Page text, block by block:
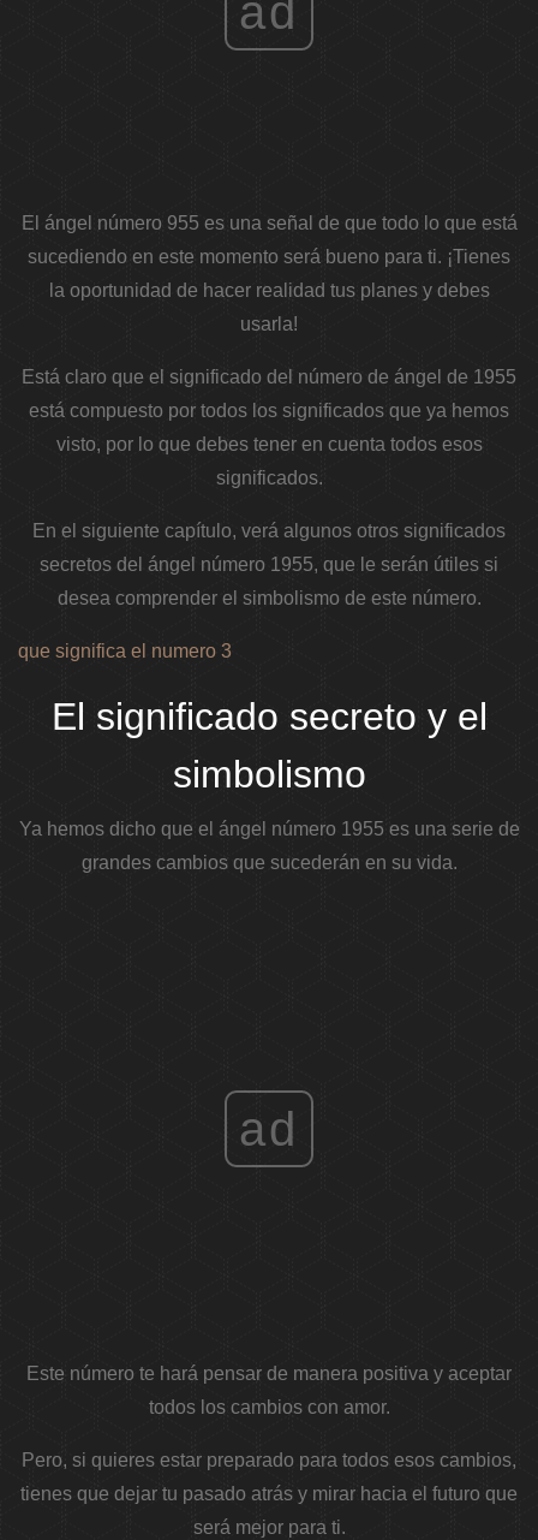
ad
El ángel número 955 es una señal de que todo lo que está
sucediendo en este momento será bueno para ti. ¡Tienes
la oportunidad de hacer realidad tus planes y debes
usarla!
Está claro que el significado del número de ángel de 1955
está compuesto por todos los significados que ya hemos
visto, por lo que debes tener en cuenta todos esos
significados.
En el siguiente capítulo, verá algunos otros significados
secretos del ángel número 1955, que le serán útiles si
desea comprender el simbolismo de este número.
que significa el numero 3
El significado secreto y el
simbolismo
Ya hemos dicho que el ángel número 1955 es una serie de
grandes cambios que sucederán en su vida.
ad
Este número te hará pensar de manera positiva y aceptar
todos los cambios con amor.
Pero, si quieres estar preparado para todos esos cambios,
tienes que dejar tu pasado atrás y mirar hacia el futuro que
será mejor para ti.